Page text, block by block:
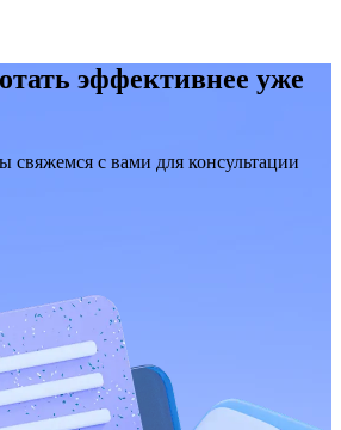
эффективнее уже
свяжемся с вами для консультации